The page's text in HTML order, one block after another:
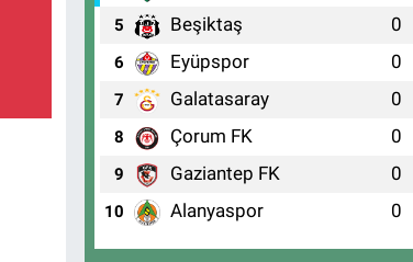
5 Beşiktaş 0
6 Eyüpspor 0
7 Galatasaray 0
8 Çorum FK 0
9 Gaziantep FK 0
10 Alanyaspor 0